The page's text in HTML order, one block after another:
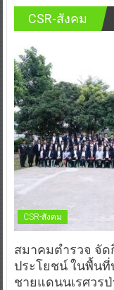
CSR-สังคม
CSR-สังคม
สมาคมตำรวจ จัด
ประโยชน์ ในพื้นที่
ชายแดนนเรศวร